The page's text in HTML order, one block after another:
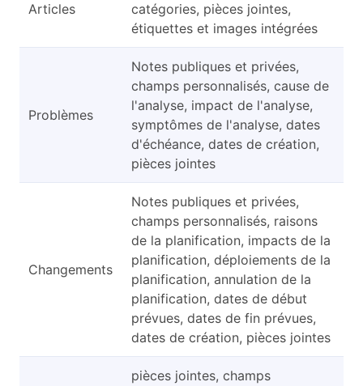
Articles
catégories, pièces jointes,
étiquettes et images intégrées
Problèmes
Notes publiques et privées,
champs personnalisés, cause de
l'analyse, impact de l'analyse,
symptômes de l'analyse, dates
d'échéance, dates de création,
pièces jointes
Changements
Notes publiques et privées,
champs personnalisés, raisons
de la planification, impacts de la
planification, déploiements de la
planification, annulation de la
planification, dates de début
prévues, dates de fin prévues,
dates de création, pièces jointes
pièces jointes, champs